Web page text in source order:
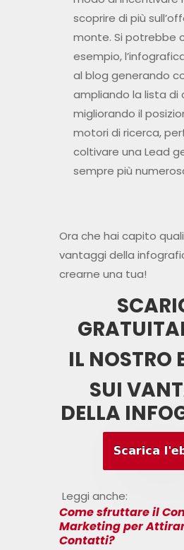
scoprire di più
monte. Si potrebbe
esempio,
al blog generando
ampliando la lista
migliorando il
motori di ricerca,
coltivare una Lead
sempre più
Ora che hai capito
vantaggi della
crearne una tua!
S
IL NOSTRO
SUI
DELLA
Leggi anche:
Come sfruttare il
Marketing per
Contatti?